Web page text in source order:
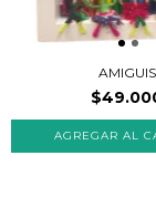
AMIGUIS